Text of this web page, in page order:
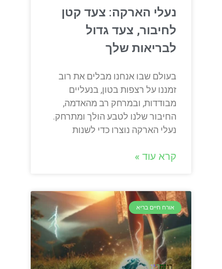
נעלי הארקה: צעד קטן
לחיבור, צעד גדול
לבריאות שלך
בעולם שבו אנחנו מבלים את רוב
זמננו על רצפות בטון, בנעליים
מבודדות, ובמרחק רב מהאדמה,
החיבור שלנו לטבע הולך ומתרחק.
נעלי הארקה נוצרו כדי לשנות
קרא עוד »
אורח חיים בריא